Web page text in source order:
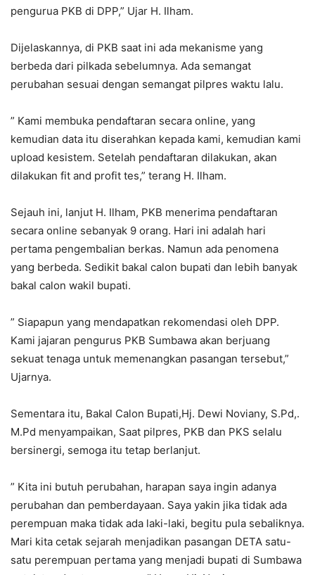
pengurua PKB di DPP,” Ujar H. Ilham.
Dijelaskannya, di PKB saat ini ada mekanisme yang
berbeda dari pilkada sebelumnya. Ada semangat
perubahan sesuai dengan semangat pilpres waktu lalu.
” Kami membuka pendaftaran secara online, yang
kemudian data itu diserahkan kepada kami, kemudian kami
upload kesistem. Setelah pendaftaran dilakukan, akan
dilakukan fit and profit tes,” terang H. Ilham.
Sejauh ini, lanjut H. Ilham, PKB menerima pendaftaran
secara online sebanyak 9 orang. Hari ini adalah hari
pertama pengembalian berkas. Namun ada penomena
yang berbeda. Sedikit bakal calon bupati dan lebih banyak
bakal calon wakil bupati.
” Siapapun yang mendapatkan rekomendasi oleh DPP.
Kami jajaran pengurus PKB Sumbawa akan berjuang
sekuat tenaga untuk memenangkan pasangan tersebut,”
Ujarnya.
Sementara itu, Bakal Calon Bupati,Hj. Dewi Noviany, S.Pd,.
M.Pd menyampaikan, Saat pilpres, PKB dan PKS selalu
bersinergi, semoga itu tetap berlanjut.
” Kita ini butuh perubahan, harapan saya ingin adanya
perubahan dan pemberdayaan. Saya yakin jika tidak ada
perempuan maka tidak ada laki-laki, begitu pula sebaliknya.
Mari kita cetak sejarah menjadikan pasangan DETA satu-
satu perempuan pertama yang menjadi bupati di Sumbawa